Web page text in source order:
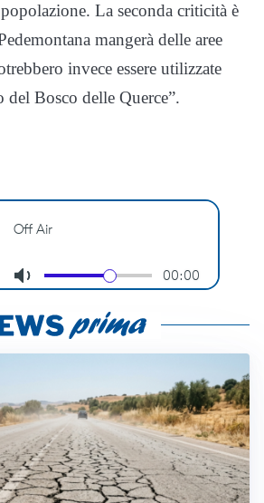
La seconda criticità è
mangerà delle aree
invece essere utilizzate
del Bosco delle Querce”.